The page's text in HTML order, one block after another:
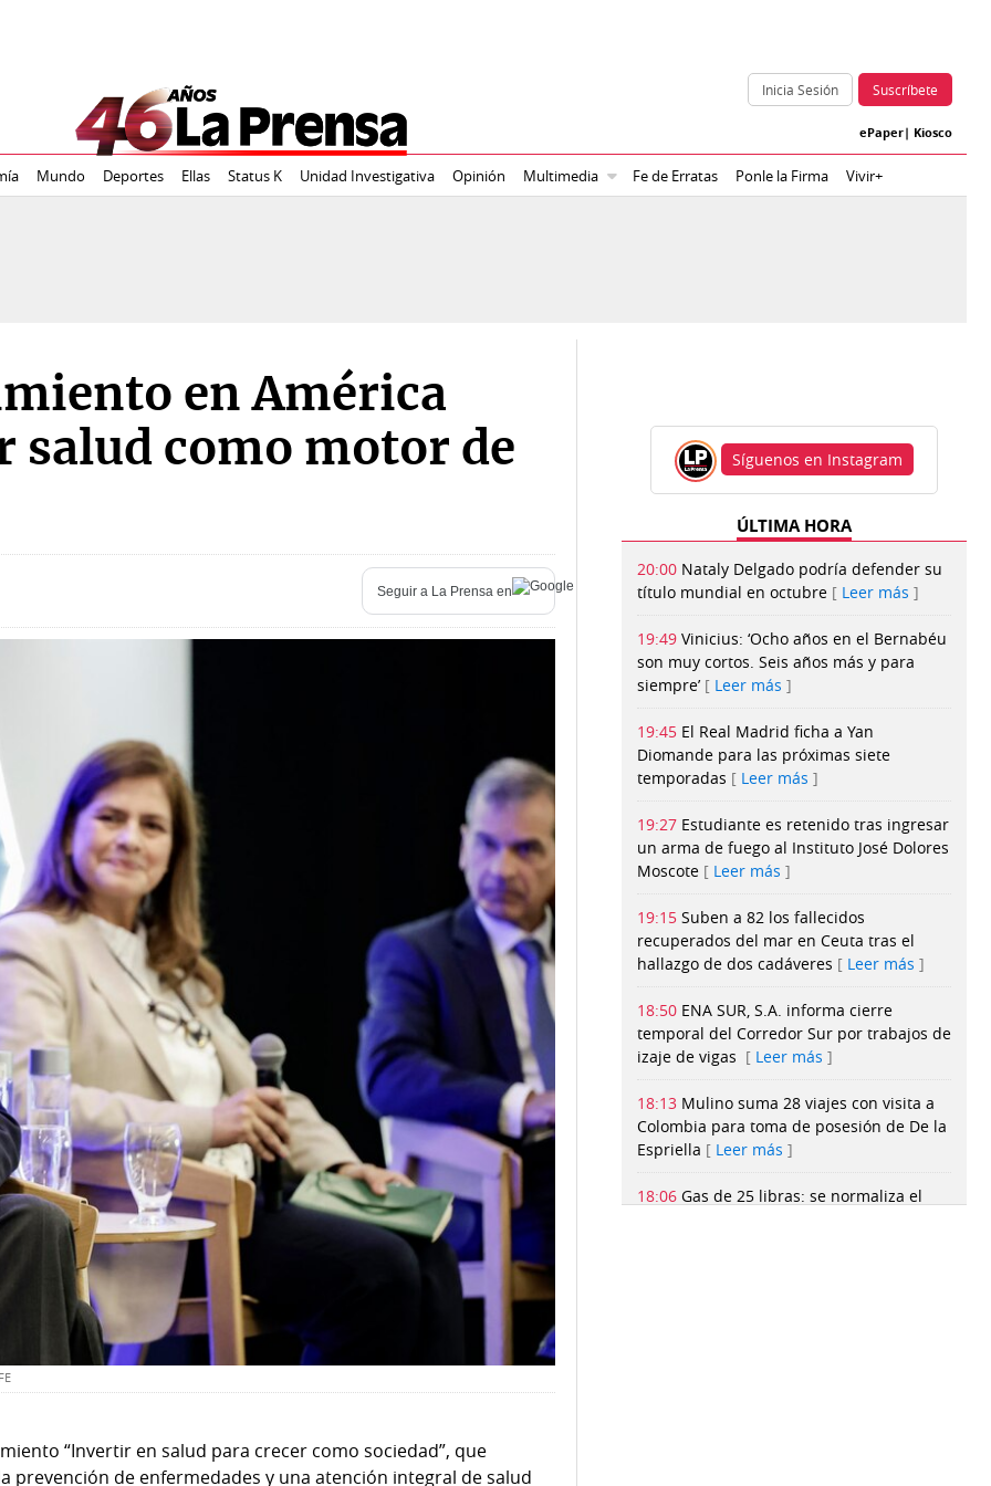
Inicia Sesión Suscríbete
ePaper| Kiosco
Mundo Deportes Ellas Status K Unidad Investigativa Opinión Multimedia Fe de Erratas Ponle la Firma Vivir+
en América
como motor de
Seguir a La Prensa en
“Invertir en salud para crecer como sociedad”, que
prevención de enfermedades y una atención integral de salud
Síguenos en Instagram
ÚLTIMA HORA
20:00 Nataly Delgado podría defender su
título mundial en octubre
Leer más
19:49 Vinicius: ‘Ocho años en el Bernabéu
son muy cortos. Seis años más y para
siempre’
Leer más
19:45 El Real Madrid ficha a Yan
Diomande para las próximas siete
temporadas
Leer más
19:27 Estudiante es retenido tras ingresar
un arma de fuego al Instituto José Dolores
Moscote
Leer más
19:15 Suben a 82 los fallecidos
recuperados del mar en Ceuta tras el
hallazgo de dos cadáveres
Leer más
18:50 ENA SUR, S.A. informa cierre
temporal del Corredor Sur por trabajos de
izaje de vigas
Leer más
18:13 Mulino suma 28 viajes con visita a
Colombia para toma de posesión de De la
Espriella
Leer más
18:06 Gas de 25 libras: se normaliza el